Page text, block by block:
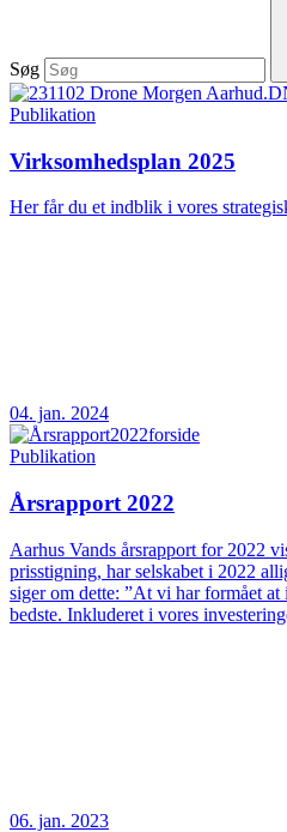
Søg
Publikation
Virksomhedsplan 2025
Her får du et indblik i vores
04. jan. 2024
Publikation
Årsrapport 2022
Aarhus Vands årsrapport for 2022
prisstigning, har selskabet i 2022
siger om dette: ”At vi har formået
bedste. Inkluderet i vores
06. jan. 2023